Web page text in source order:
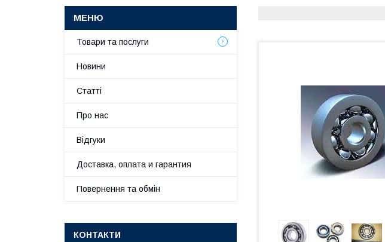
Товари та послуги
Новини
Статті
Про нас
Відгуки
Доставка, оплата и гарантия
Повернення та обмін
КОНТАКТИ